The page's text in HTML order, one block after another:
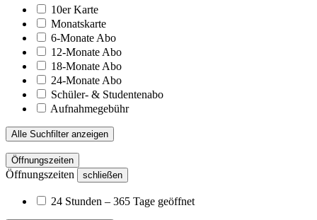
10er Karte
Monatskarte
6-Monate Abo
12-Monate Abo
18-Monate Abo
24-Monate Abo
Schüler- & Studentenabo
Aufnahmegebühr
Alle Suchfilter anzeigen
Öffnungszeiten
Öffnungszeiten schließen
24 Stunden – 365 Tage geöffnet